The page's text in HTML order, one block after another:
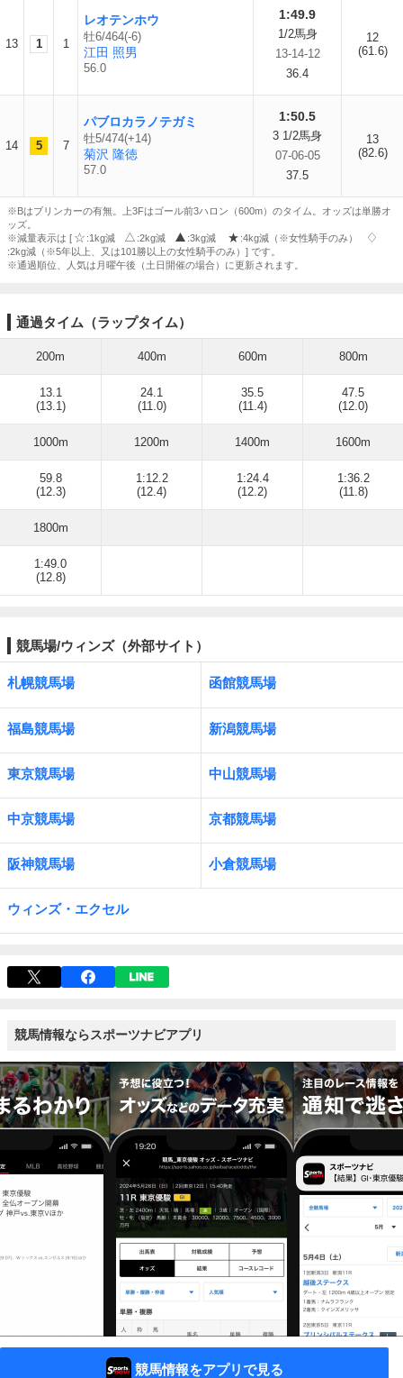
13 1 1
レオテンホウ
牡6/464(-6)
江田 照男
56.0
1:49.9
1/2馬身
13-14-12
36.4
12
(61.6)
14 5 7
パブロカラノテガミ
牡5/474(+14)
菊沢 隆徳
57.0
1:50.5
3 1/2馬身
07-06-05
37.5
13
(82.6)
※Bはブリンカーの有無。上3Fはゴール前3ハロン（600m）のタイム。オッズは単勝オ
ッズ。
※減量表示は [
:1kg減 :2kg減 :3kg減
:4kg減（※女性騎手のみ）
:2kg減（※5年以上、又は101勝以上の女性騎手のみ）] です。
※通過順位、人気は月曜午後（土日開催の場合）に更新されます。
通過タイム（ラップタイム）
200m 400m 600m 800m
13.1
(13.1)
24.1
(11.0)
35.5
(11.4)
47.5
(12.0)
1000m 1200m 1400m 1600m
59.8
(12.3)
1:12.2
(12.4)
1:24.4
(12.2)
1:36.2
(11.8)
1800m
1:49.0
(12.8)
競馬場/ウィンズ（外部サイト）
札幌競馬場 函館競馬場
福島競馬場 新潟競馬場
東京競馬場 中山競馬場
中京競馬場 京都競馬場
阪神競馬場 小倉競馬場
ウィンズ・エクセル
競馬情報ならスポーツナビアプリ
競馬情報をアプリで見る